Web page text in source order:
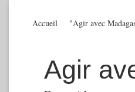
Agir
Accueil "Agir avec